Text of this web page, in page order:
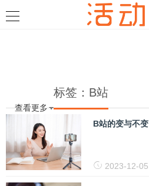
查看更多
标签：B站
B站的变与不变
2023-12-05